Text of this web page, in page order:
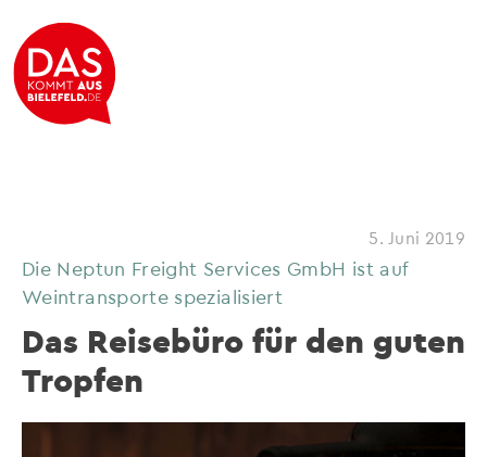
5. Juni 2019
Die Neptun Freight Services GmbH ist auf
Weintransporte spezialisiert
Das Reisebüro für den guten
Tropfen